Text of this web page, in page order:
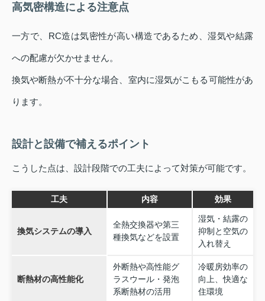
高気密構造による注意点
一方で、RC造は気密性が高い構造であるため、湿気や結露
への配慮が欠かせません。
換気や断熱が不十分な場合、室内に湿気がこもる可能性があ
ります。
設計と設備で補えるポイント
こうした点は、設計段階での工夫によって対策が可能です。
工夫 内容 効果
換気システムの導入
全熱交換器や第三
種換気などを設置
湿気・結露の
抑制と空気の
入れ替え
断熱材の高性能化
外断熱や高性能グ
ラスウール・発泡
系断熱材の活用
冷暖房効率の
向上、快適な
住環境